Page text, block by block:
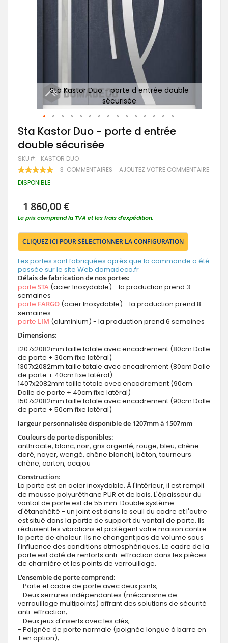
Sta Kastor Duo - porte d entrée double
sécurisée
Passer
au
début
de
la
Galerie
d’images
Sta Kastor Duo - porte d entrée
double sécurisée
SKU KASTOR DUO
RATING: 3 COMMENTAIRES AJOUTEZ VOTRE COMMENTAIRE
DISPONIBLE
1 860,00 €
Le prix comprend la TVA et les frais d'expédition.
CLIQUEZ ICI POUR SÉLECTIONNER LA CONFIGURATION
Les portes sont fabriquées après que la commande a été
passée sur le site Web domadeco.fr
Délais de fabrication de nos portes:
porte STA (acier Inoxydable) - la production prend 3
semaines
porte FARGO (acier Inoxydable) - la production prend 8
semaines
porte LIM (aluminium) - la production prend 6 semaines
Dimensions:
1207x2082mm taille totale avec encadrement (80cm Dalle
de porte + 30cm fixe latéral)
1307x2082mm taille totale avec encadrement (80cm Dalle
de porte + 40cm fixe latéral)
1407x2082mm taille totale avec encadrement (90cm
Dalle de porte + 40cm fixe latéral)
1507x2082mm taille totale avec encadrement (90cm Dalle
de porte + 50cm fixe latéral)
largeur personnalisée disponible de 1207mm à 1507mm
Couleurs de porte disponibles:
anthracite, blanc, noir, gris argenté, rouge, bleu, chêne
doré, noyer, wengé, chêne blanchi, béton, tourneurs
chêne, corten, acajou
Construction:
La porte est en acier inoxydable. À l'intérieur, il est rempli
de mousse polyuréthane PUR et de bois. L'épaisseur du
vantail de porte est de 55 mm. Double système
d'étanchéité - un joint est dans le seuil du cadre et l'autre
est situé dans la partie de support du vantail de porte. Ils
réduisent les vibrations et protègent votre maison contre
la perte de chaleur. Ils ne changent pas de volume sous
l'influence des conditions atmosphériques. Le cadre de la
porte est doté de renforts anti-effraction dans les pièces
de charnière et les points de verrouillage.
L'ensemble de porte comprend:
- Porte et cadre de porte avec deux joints;
- Deux serrures indépendantes (mécanisme de
verrouillage multipoints) offrant des solutions de sécurité
anti-effraction;
- Deux jeux d'inserts avec les clés;
- Poignée de porte normale (poignée longue à barre en
T en option);